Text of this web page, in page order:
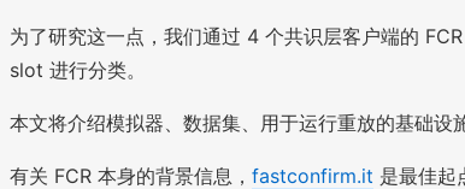
为了研究这一点，我们通过 4 个共识层客户端的
slot 进行分类。
本文将介绍模拟器、数据集、用于运行重放的基础设
有关 FCR 本身的背景信息， fastconfirm.it 是最佳起